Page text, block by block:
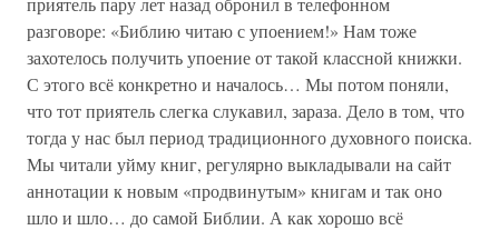
разговоре: «Библию читаю с упоением!» Нам тоже
захотелось получить упоение от такой классной книжки.
С этого всё конкретно и началось… Мы потом поняли,
что тот приятель слегка слукавил, зараза. Дело в том, что
тогда у нас был период традиционного духовного поиска.
Мы читали уйму книг, регулярно выкладывали на сайт
аннотации к новым «продвинутым» книгам и так оно
шло и шло… до самой Библии. А как хорошо всё